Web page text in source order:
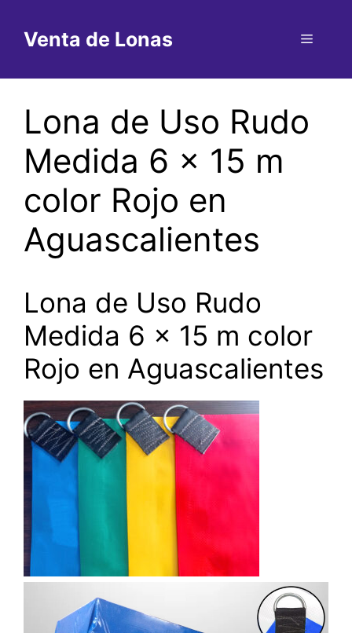
contenido
Venta de Lonas Menú
Lona de Uso Rudo
Medida 6 x 15 m
color Rojo en
Aguascalientes
Lona de Uso Rudo
Medida 6 x 15 m color
Rojo en Aguascalientes